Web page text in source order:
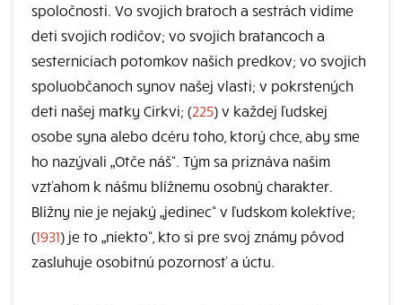
spoločnosti. Vo svojich bratoch a sestrách vidíme
deti svojich rodičov; vo svojich bratancoch a
sesterniciach potomkov našich predkov; vo svojich
spoluobčanoch synov našej vlasti; v pokrstených
deti našej matky Cirkvi; (225) v každej ľudskej
osobe syna alebo dcéru toho, ktorý chce, aby sme
ho nazývali „Otče náš“. Tým sa priznáva našim
vzťahom k nášmu blížnemu osobný charakter.
Blížny nie je nejaký „jedinec“ v ľudskom kolektíve;
(1931) je to „niekto“, kto si pre svoj známy pôvod
zasluhuje osobitnú pozornosť a úctu.